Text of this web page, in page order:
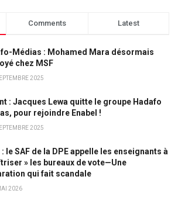
Comments Latest
Médias : Mohamed Mara désormais
chez MSF
2025
: Jacques Lewa quitte le groupe Hadafo
pour rejoindre Enabel !
2025
: le SAF de la DPE appelle les enseignants à
» les bureaux de vote—Une
qui fait scandale
2026